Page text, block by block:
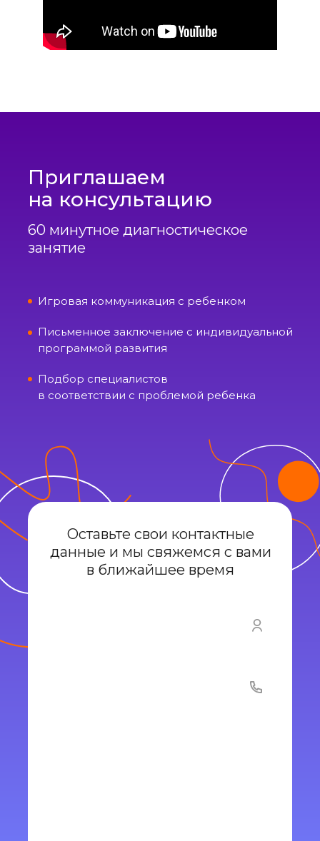
Оставьте свои контактные
данные и мы свяжемся с вами
в ближайшее время
Игровая коммуникация с ребенком
Письменное заключение с индивидуальной
программой развития
Подбор специалистов
в соответствии с проблемой ребенка
Приглашаем
на консультацию
60 минутное диагностическое
занятие